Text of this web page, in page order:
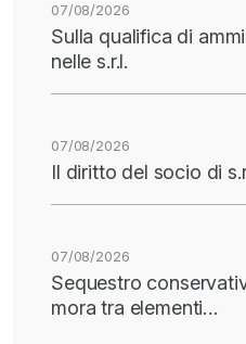
07/08/2026
Sulla qualifica di
nelle s.r.l.
07/08/2026
Il diritto del socio di
07/08/2026
Sequestro
mora tra elementi…